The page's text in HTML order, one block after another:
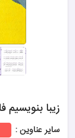
زیبا
سایر عناوین :